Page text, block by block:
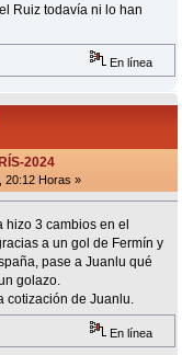
Ruiz todavía ni lo han
En línea
2024
20:12 Horas »
hizo 3 cambios en el
a un gol de Fermín y
pase a Juanlu qué
golazo.
cotización de Juanlu.
En línea